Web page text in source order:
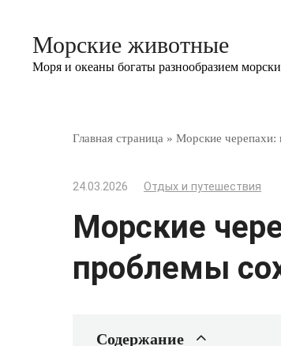
контентуМорские животные
Моря и океаны богаты разнообразием
Главная страница » Морские черепахи:
24.03.2026 Отдых и путешествия
Морские
проблемы
Содержание